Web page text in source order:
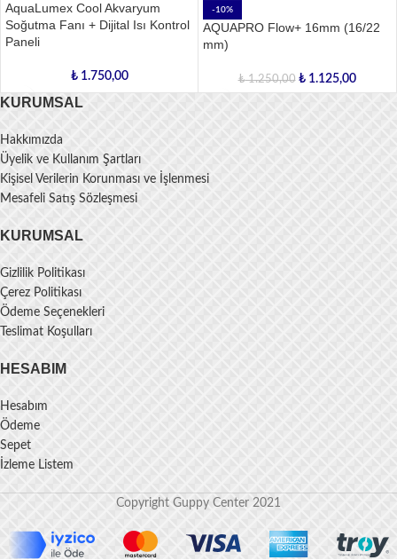
AquaLumex Cool Akvaryum
Soğutma Fanı + Dijital Isı Kontrol
Paneli
₺1.750,00
-10%
AQUAPRO Flow+ 16mm (16/22
mm)
₺1.250,00 ₺1.125,00
KURUMSAL
Hakkımızda
Üyelik ve Kullanım Şartları
Kişisel Verilerin Korunması ve İşlenmesi
Mesafeli Satış Sözleşmesi
KURUMSAL
Gizlilik Politikası
Çerez Politikası
Ödeme Seçenekleri
Teslimat Koşulları
HESABIM
Hesabım
Ödeme
Sepet
İzleme Listem
Copyright Guppy Center 2021